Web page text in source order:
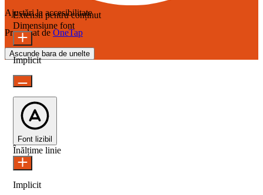
Ajustări la accesibilitate
Propulsat de OneTap
Ascunde bara de unelte
Extensii pentru conținut
Dimensiune font
Implicit
Font lizibil
Înălțime linie
Implicit